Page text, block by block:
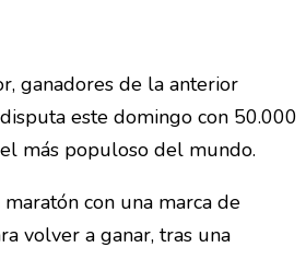
ganadores de la anterior
este domingo con 50.000
más populoso del mundo.
con una marca de
volver a ganar, tras una